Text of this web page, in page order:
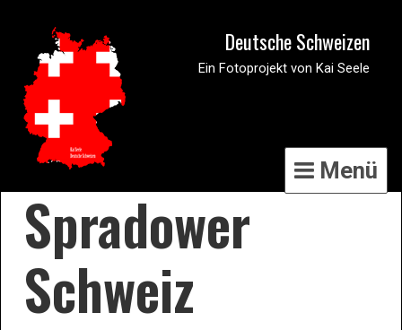
Deutsche Schweizen
Ein Fotoprojekt von Kai Seele
Menü
Spradower
Schweiz